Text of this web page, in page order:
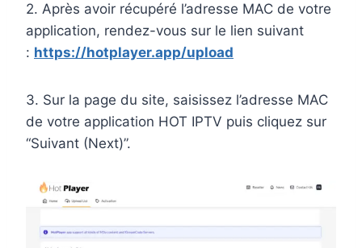
2. Après avoir récupéré l’adresse MAC de votre
application, rendez-vous sur le lien suivant
: https://hotplayer.app/upload
3. Sur la page du site, saisissez l’adresse MAC
de votre application HOT IPTV puis cliquez sur
“Suivant (Next)”.